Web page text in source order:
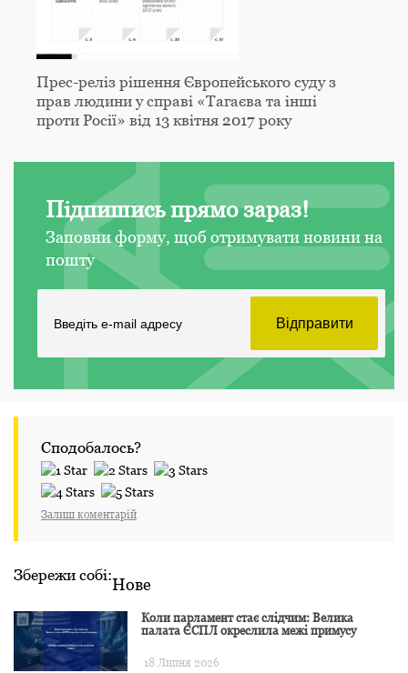
Прес-реліз рішення Європейського суду з
прав людини у справі «Тагаєва та інші
проти Росії» від 13 квітня 2017 року
Підпишись прямо зараз!
Заповни форму, щоб отримувати новини на
пошту
Сподобалось?
Залиш коментарій
Збережи собі:Нове
Коли парламент стає слідчим: Велика
палата ЄСПЛ окреслила межі примусу
18 Липня 2026